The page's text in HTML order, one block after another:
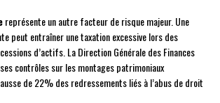
représente un autre facteur de risque majeur. Une
peut entraîner une taxation excessive lors des
d’actifs. La Direction Générale des Finances
contrôles sur les montages patrimoniaux
de 22% des redressements liés à l’abus de droit